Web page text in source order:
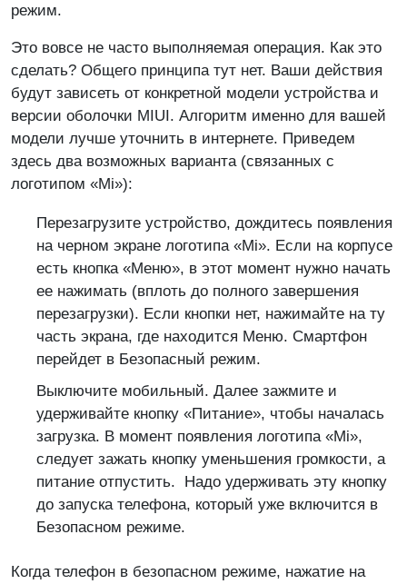
режим.
Это вовсе не часто выполняемая операция. Как это
сделать? Общего принципа тут нет. Ваши действия
будут зависеть от конкретной модели устройства и
версии оболочки MIUI. Алгоритм именно для вашей
модели лучше уточнить в интернете. Приведем
здесь два возможных варианта (связанных с
логотипом «Mi»):
Перезагрузите устройство, дождитесь появления
на черном экране логотипа «Mi». Если на корпусе
есть кнопка «Меню», в этот момент нужно начать
ее нажимать (вплоть до полного завершения
перезагрузки). Если кнопки нет, нажимайте на ту
часть экрана, где находится Меню. Смартфон
перейдет в Безопасный режим.
Выключите мобильный. Далее зажмите и
удерживайте кнопку «Питание», чтобы началась
загрузка. В момент появления логотипа «Mi»,
следует зажать кнопку уменьшения громкости, а
питание отпустить. Надо удерживать эту кнопку
до запуска телефона, который уже включится в
Безопасном режиме.
Когда телефон в безопасном режиме, нажатие на